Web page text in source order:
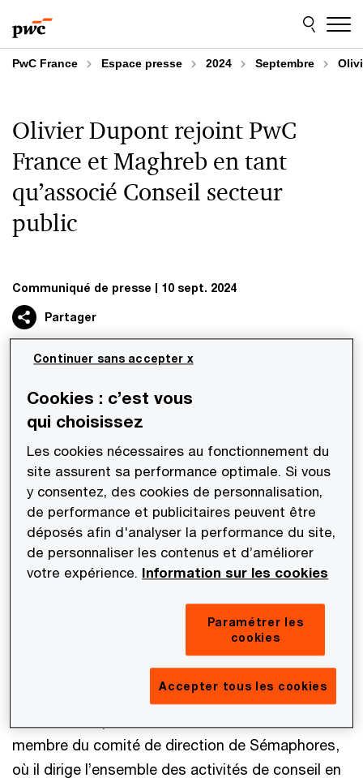
au
contenu
au
pied
dePwC France Espace presse 2024 Septembre
Olivier Dupont rejoint PwC
France et Maghreb en tant
qu’associé Conseil secteur
public
Communiqué de presse 10 sept. 2024
Partager
l’ESSEC Business School, Olivier démarre sa
carrière à la direction générale de l’armement en
2002. Il rejoint les équipes conseil de PwC en 2005
au sein desquelles il développe pendant plus de
10 ans le conseil en organisation et en
transformation auprès des administrations
régaliennes, des grandes collectivités territoriales
et des principaux établissements publics.
En 2015, il devient associé chez Sia Partners où il
prend la direction des équipes Secteur Public.
Pendant trois ans, il développe le portefeuille
client et remonte la chaine de valeur des services
membre du comité de direction de Sémaphores,
où il dirige l’ensemble des activités de conseil en
Cookies : c’est vous
qui choisissez
Les cookies nécessaires au fonctionnement du
site assurent sa performance optimale. Si vous
y consentez, des cookies de personnalisation,
de performance et publicitaires peuvent être
déposés afin d'analyser la performance du site,
de personnaliser les contenus et d’améliorer
votre expérience. Information sur les cookies
Paramétrer les
cookies
Accepter tous les cookies
Continuer sans accepter x